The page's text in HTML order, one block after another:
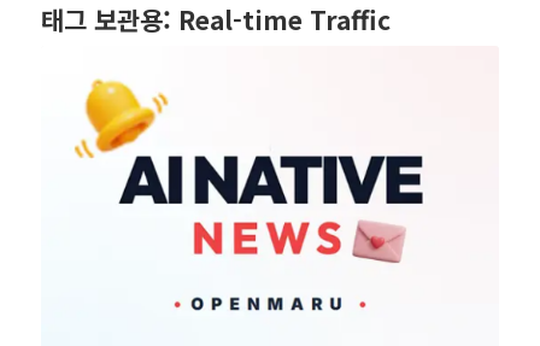
태그 보관용: Real-time Traffic